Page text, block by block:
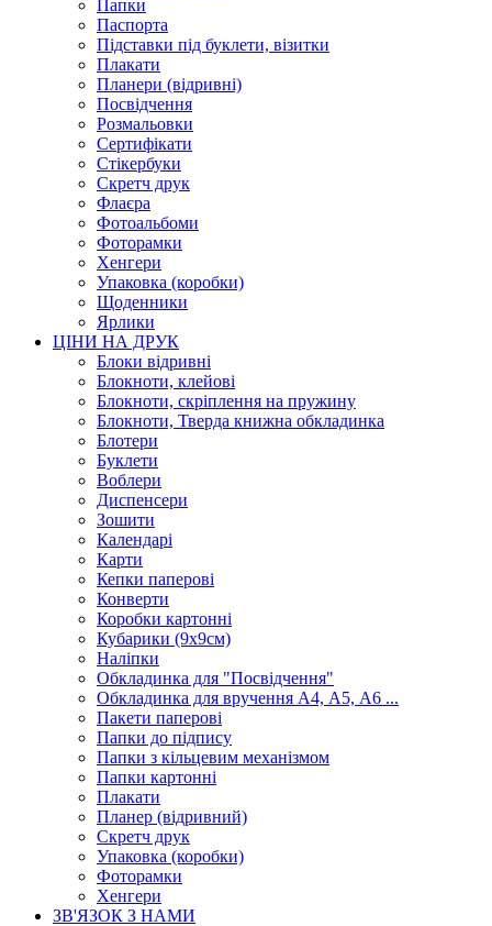
Папки
Паспорта
Підставки під буклети, візитки
Плакати
Планери (відривні)
Посвідчення
Розмальовки
Сертифікати
Стікербуки
Скретч друк
Флаєра
Фотоальбоми
Фоторамки
Хенгери
Упаковка (коробки)
Щоденники
Ярлики
ЦІНИ НА ДРУК
Блоки відривні
Блокноти, клейові
Блокноти, скріплення на пружину
Блокноти, Тверда книжна обкладинка
Блотери
Буклети
Воблери
Диспенсери
Зошити
Календарі
Карти
Кепки паперові
Конверти
Коробки картонні
Кубарики (9х9см)
Наліпки
Обкладинка для "Посвідчення"
Обкладинка для вручення А4, А5, А6 ...
Пакети паперові
Папки до підпису
Папки з кільцевим механізмом
Папки картонні
Плакати
Планер (відривний)
Скретч друк
Упаковка (коробки)
Фоторамки
Хенгери
ЗВ'ЯЗОК З НАМИ